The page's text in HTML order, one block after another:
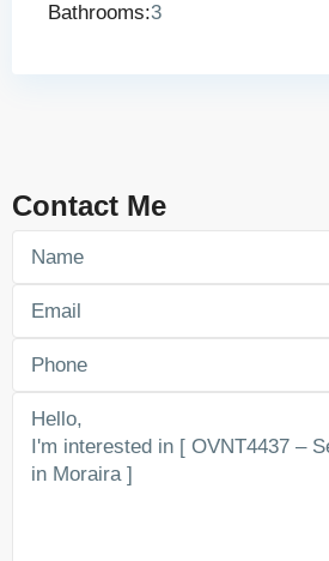
Bathrooms:3
Contact Me